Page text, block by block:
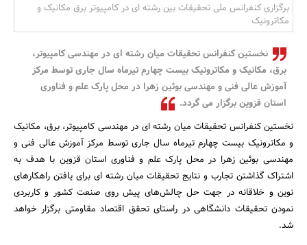
جستجو
برگزاری کنفرانس ملی تحقیقات بین رشته ای در کامپیوتر برق مکانیک و
مکاترونیک
نخستین کنفرانس تحقیقات میان رشته ای‌ در مهندسی‌ کامپیوتر،
برق، مکانیک و مکاترونیک بیست چهارم تیرماه سال جاری توسط مرکز
آموزش عالی‌ فنی‌ و مهندسی‌ بوئین زهرا در محل پارک علم و فناوری
استان قزوین برگزار می گردد.
نخستین کنفرانس تحقیقات میان رشته ای‌ در مهندسی‌ کامپیوتر، برق، مکانیک
و مکاترونیک بیست چهارم تیرماه سال جاری توسط مرکز آموزش عالی‌ فنی‌ و
مهندسی‌ بوئین زهرا در محل پارک علم و فناوری استان قزوین با هدف به
اشتراک گذاشتن تجارب و نتایج تحقیقات میان رشته ای‌ برای یافتن راهکار‌های
نوین و خلاقانه در جهت حل چالش‌های پیش روی صنعت کشور و کاربردی
نمودن تحقیقات دانشگاهی در راستای تحقق اقتصاد مقاومتی برگزار خواهد
شد.